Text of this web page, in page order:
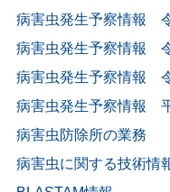
病害虫発生予察情報
病害虫発生予察情報
病害虫発生予察情報
病害虫発生予察情報
病害虫防除所の業務
病害虫に関する技術情